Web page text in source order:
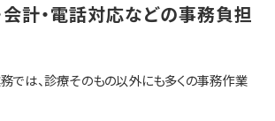
計・電話対応などの事務負担
では、診療そのもの以外にも多くの事務作業